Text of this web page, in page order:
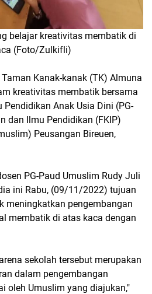
belajar kreativitas membatik di
(Foto/Zulkifli)
Kanak-kanak (TK) Almuna
kreativitas membatik bersama
Anak Usia Dini (PG-
dan Ilmu Pendidikan (FKIP)
Peusangan Bireuen,
PG-Paud Umuslim Rudy Juli
ini Rabu, (09/11/2022) tujuan
meningkatkan pengembangan
membatik di atas kaca dengan
sekolah tersebut merupakan
dalam pengembangan
oleh Umuslim yang diajukan,"